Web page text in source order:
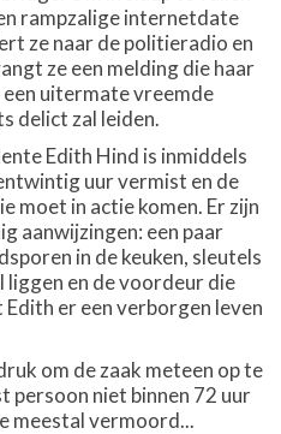
rampzalige internetdate
ze naar de politieradio en
ze een melding die haar
een uitermate vreemde
delict zal leiden.
Edith Hind is inmiddels
uur vermist en de
moet in actie komen. Er zijn
aanwijzingen: een paar
in de keuken, sleutels
en de voordeur die
er een verborgen leven
om de zaak meteen op te
persoon niet binnen 72 uur
meestal vermoord...